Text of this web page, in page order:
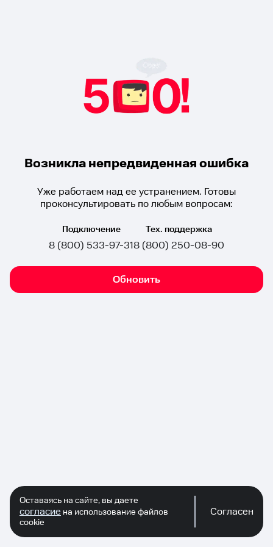
Возникла непредвиденная ошибка
Уже работаем над ее устранением. Готовы
проконсультировать по любым вопросам:
Подключение
8 (800) 533-97-31
Тех. поддержка
8 (800) 250-08-90
Обновить
Оставаясь на сайте, вы даете
согласие на использование файлов
cookie
Согласен